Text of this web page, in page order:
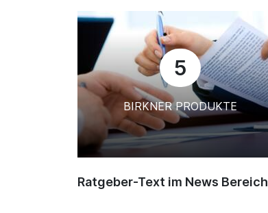
5
BIRKNER PRODUKTE
Ratgeber-Text im News Bereich